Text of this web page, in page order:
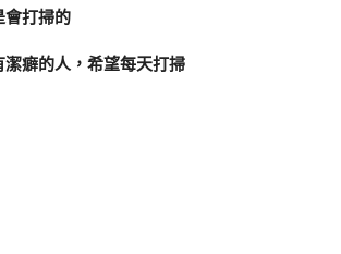
會打掃的
癖的人，希望每天打掃